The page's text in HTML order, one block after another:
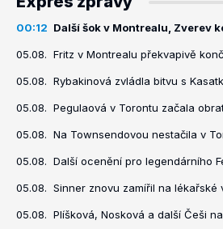
00:12 Další šok v Montrealu, Zverev
05.08. Fritz v Montrealu překvapivě
05.08. Rybakinová zvládla bitvu s
05.08. Pegulaová v Torontu začala
05.08. Na Townsendovou nestačila v
05.08. Další ocenění pro legendárního
05.08. Sinner znovu zamířil na lékařské
05.08. Plíšková, Nosková a další Češi